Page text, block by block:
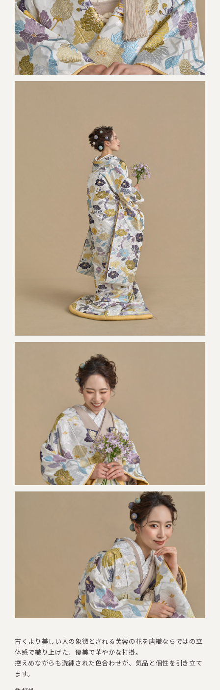
古くより美しい人の象徴とされる芙蓉の花を唐織ならではの立
体感で織り上げた、優美で華やかな打掛。
控えめながらも洗練された色合わせが、気品と個性を引き立て
ます。